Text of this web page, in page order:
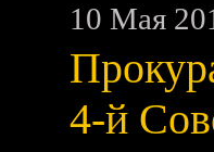
10 Мая
4-й